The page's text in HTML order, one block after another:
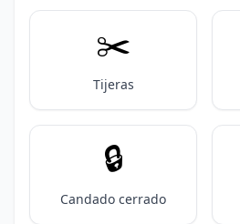
✂️
Tijeras
🔒️
Candado cerrado